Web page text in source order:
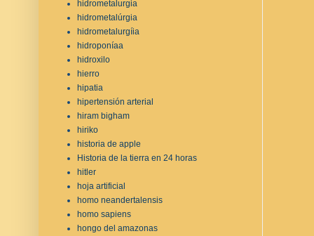
hidrometalurgia
hidrometalúrgia
hidrometalurgíia
hidroponíaa
hidroxilo
hierro
hipatia
hipertensión arterial
hiram bigham
hiriko
historia de apple
Historia de la tierra en 24 horas
hitler
hoja artificial
homo neandertalensis
homo sapiens
hongo del amazonas